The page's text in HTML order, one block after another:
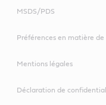
MSDS/PDS
Préférences en matière de
Mentions légales
Déclaration de